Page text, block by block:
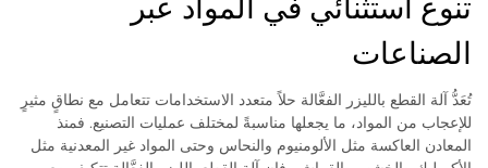
تنوع استثنائي في المواد عبر
الصناعات
تُعَدُّ آلة القطع بالليزر الفعَّالة حلاً متعدد الاستخدامات تتعامل مع نطاقٍ مثيرٍ
للإعجاب من المواد، ما يجعلها مناسبةً لمختلف عمليات التصنيع. فمنذ
المعادن العاكسة مثل الألومنيوم والنحاس وحتى المواد غير المعدنية مثل